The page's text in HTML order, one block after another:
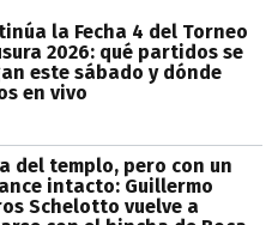
la Fecha 4 del Torneo
2026: qué partidos se
este sábado y dónde
en vivo
del templo, pero con un
intacto: Guillermo
Schelotto vuelve a